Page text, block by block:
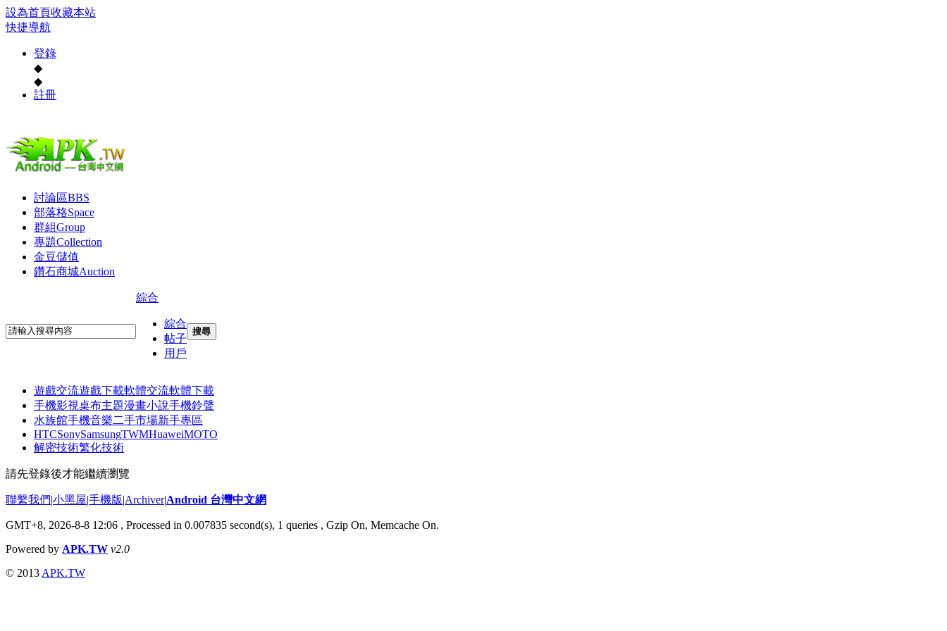
設為首頁收藏本站
快捷導航
登錄
◆
◆
註冊
討論區BBS
部落格Space
群組Group
專題Collection
金豆儲值
鑽石商城Auction
綜合
綜合
帖子
用戶
搜尋
遊戲交流遊戲下載軟體交流軟體下載
手機影視桌布主題漫畫小說手機鈴聲
水族館手機音樂二手市場新手專區
HTCSonySamsungTWMHuaweiMOTO
解密技術繁化技術
請先登錄後才能繼續瀏覽
聯繫我們|小黑屋|手機版|Archiver|Android 台灣中文網
GMT+8, 2026-8-8 12:06 , Processed in 0.007835 second(s), 1 queries , Gzip On, Memcache On.
Powered by APK.TW v2.0
© 2013 APK.TW